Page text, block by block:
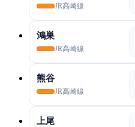
JR高崎線
鴻巣
JR高崎線
熊谷
JR高崎線
上尾